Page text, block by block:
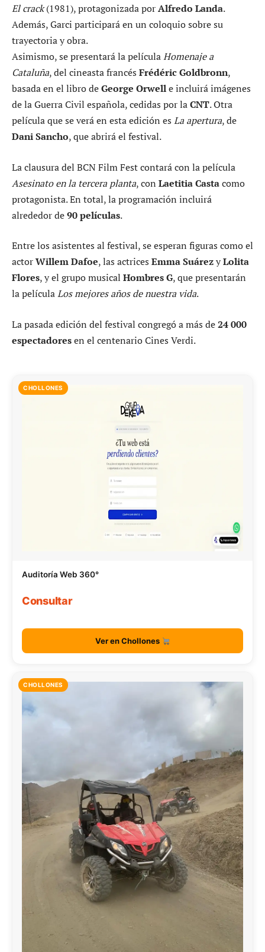
El crack(1981), protagonizada porAlfredo Landa.
Además, Garci participará en un coloquio sobre su
trayectoria y obra.
Asimismo, se presentará la películaHomenaje a
Cataluña, del cineasta francés Frédéric Goldbronn,
basada en el libro deGeorge Orwelle incluirá imágenes
de la Guerra Civil española, cedidas por laCNT. Otra
película que se verá en esta edición es La apertura, de
Dani Sancho, que abrirá el festival.
La clausura del BCN Film Fest contará con la película
Asesinato en la tercera planta, con Laetitia Castacomo
protagonista. En total, la programación incluirá
alrededor de90 películas.
Entre los asistentes al festival, se esperan figuras como el
actorWillem Dafoe, las actrices Emma SuárezyLolita
Flores, y el grupo musical Hombres G, que presentarán
la películaLos mejores años de nuestra vida.
La pasada edición del festival congregó a más de24 000
espectadoresen el centenario Cines Verdi.
CHOLLONES
Auditoría Web 360°
Consultar
Ver en Chollones
CHOLLONES